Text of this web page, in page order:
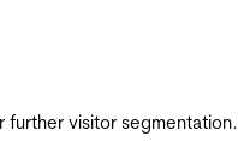
visitor segmentation.